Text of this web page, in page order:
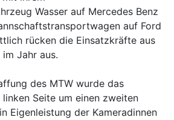
Wasser auf Mercedes Benz
auf Ford
rücken die Einsatzkräfte aus
Jahr aus.
des MTW wurde das
Seite um einen zweiten
Eigenleistung der Kameradinnen